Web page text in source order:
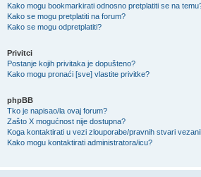
Kako mogu bookmarkirati odnosno pretplatiti se na
Kako se mogu pretplatiti na forum?
Kako se mogu odpretplatiti?
Privitci
Postanje kojih privitaka je dopušteno?
Kako mogu pronaći [sve] vlastite privitke?
phpBB
Tko je napisao/la ovaj forum?
Zašto X mogućnost nije dostupna?
Koga kontaktirati u vezi zlouporabe/pravnih stvari
Kako mogu kontaktirati administratora/icu?